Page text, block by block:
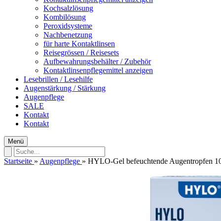
Kochsalzlösung
Kombilösung
Peroxidsysteme
Nachbenetzung
für harte Kontaktlinsen
Reisegrössen / Reisesets
Aufbewahrungsbehälter / Zubehör
Kontaktlinsenpflegemittel anzeigen
Lesebrillen / Lesehilfe
Augenstärkung / Stärkung
Augenpflege
SALE
Kontakt
Kontakt
Menü
Startseite » Augenpflege » HYLO-Gel befeuchtende Augentropfen